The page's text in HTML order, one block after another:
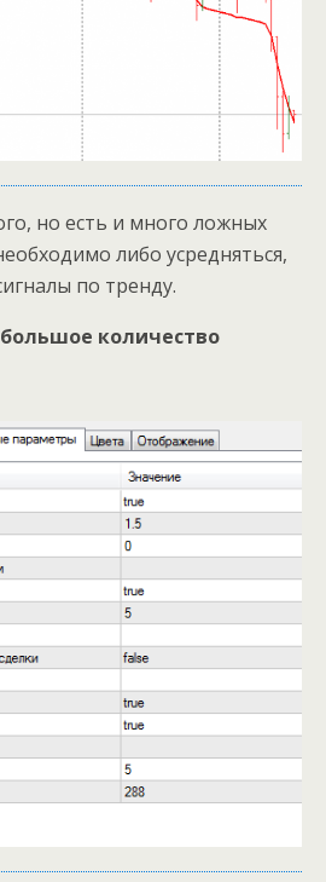
но есть и много ложных
либо усредняться,
по тренду.
количество